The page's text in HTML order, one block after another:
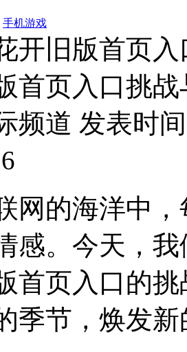
手机游戏
开旧版首页
首页入口挑战
频道 发表时
的海洋中，
感。今天，
首页入口的
季节，焕发